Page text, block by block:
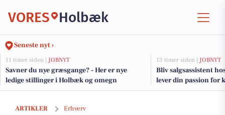
VORES Holbæk
Seneste nyt ›
11 timer siden | JOBNYT
Savner du nye græsgange? - Her er nye
ledige stillinger i Holbæk og omegn
13 timer siden | JOBNYT
Bliv salgsassistent
lever din passion for
ARTIKLER Erhverv
Lokalt erhvervsnyt: TR Auto og Lastvognsservice ApS fik overskud på